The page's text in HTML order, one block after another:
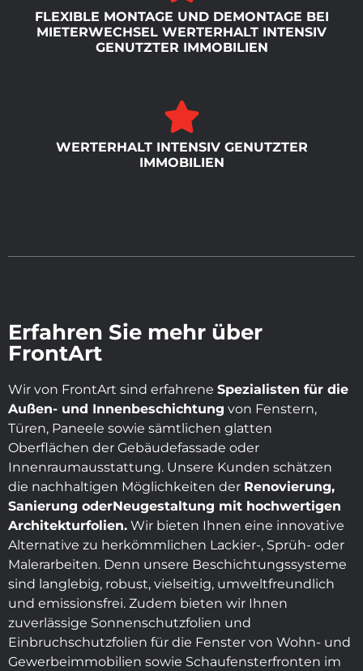
FLEXIBLE MONTAGE UND DEMONTAGE BEI
MIETERWECHSEL WERTERHALT INTENSIV
GENUTZTER IMMOBILIEN
WERTERHALT INTENSIV GENUTZTER
IMMOBILIEN
Erfahren Sie mehr über
FrontArt
Wir von FrontArt sind erfahrene Spezialisten für die
Außen- und Innenbeschichtung von Fenstern,
Türen, Paneele sowie sämtlichen glatten
Oberflächen der Gebäudefassade oder
Innenraumausstattung. Unsere Kunden schätzen
die nachhaltigen Möglichkeiten der Renovierung,
Sanierung oderNeugestaltung mit hochwertigen
Architekturfolien. Wir bieten Ihnen eine innovative
Alternative zu herkömmlichen Lackier-, Sprüh- oder
Malerarbeiten. Denn unsere Beschichtungssysteme
sind langlebig, robust, vielseitig, umweltfreundlich
und emissionsfrei. Zudem bieten wir Ihnen
zuverlässige Sonnenschutzfolien und
Einbruchschutzfolien für die Fenster von Wohn- und
Gewerbeimmobilien sowie Schaufensterfronten im